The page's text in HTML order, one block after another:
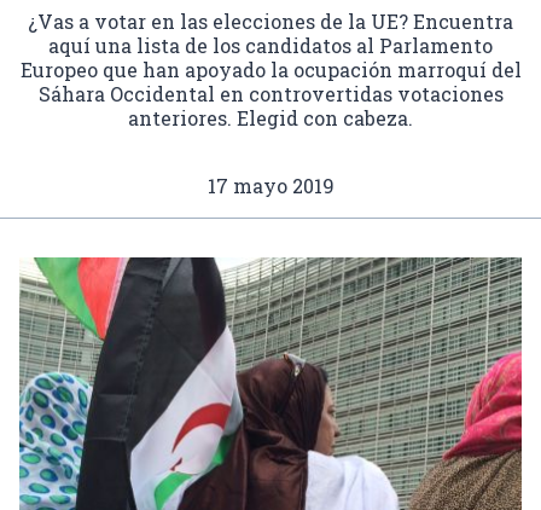
¿Vas a votar en las elecciones de la UE? Encuentra
aquí una lista de los candidatos al Parlamento
Europeo que han apoyado la ocupación marroquí del
Sáhara Occidental en controvertidas votaciones
anteriores. Elegid con cabeza.
17 mayo 2019